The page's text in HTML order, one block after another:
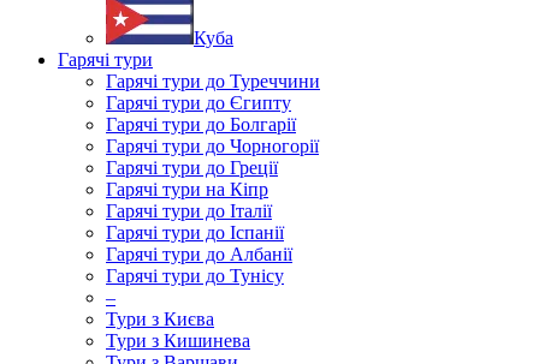
Куба
Гарячі тури
Гарячі тури до Туреччини
Гарячі тури до Єгипту
Гарячі тури до Болгарії
Гарячі тури до Чорногорії
Гарячі тури до Греції
Гарячі тури на Кіпр
Гарячі тури до Італії
Гарячі тури до Іспанії
Гарячі тури до Албанії
Гарячі тури до Тунісу
–
Тури з Києва
Тури з Кишинева